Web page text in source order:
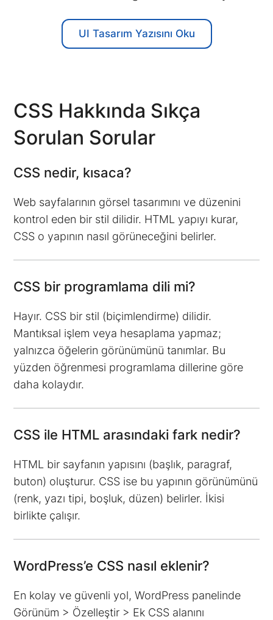
UI Tasarım Yazısını Oku
CSS Hakkında Sıkça
Sorulan Sorular
CSS nedir, kısaca?
Web sayfalarının görsel tasarımını ve düzenini
kontrol eden bir stil dilidir. HTML yapıyı kurar,
CSS o yapının nasıl görüneceğini belirler.
CSS bir programlama dili mi?
Hayır. CSS bir stil (biçimlendirme) dilidir.
Mantıksal işlem veya hesaplama yapmaz;
yalnızca öğelerin görünümünü tanımlar. Bu
yüzden öğrenmesi programlama dillerine göre
daha kolaydır.
CSS ile HTML arasındaki fark nedir?
HTML bir sayfanın yapısını (başlık, paragraf,
buton) oluşturur. CSS ise bu yapının görünümünü
(renk, yazı tipi, boşluk, düzen) belirler. İkisi
birlikte çalışır.
WordPress’e CSS nasıl eklenir?
En kolay ve güvenli yol, WordPress panelinde
Görünüm > Özelleştir > Ek CSS alanını